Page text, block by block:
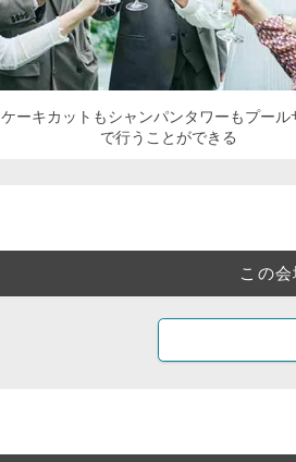
ケーキカットもシャンパンタワーもプール
で行うことができる
この